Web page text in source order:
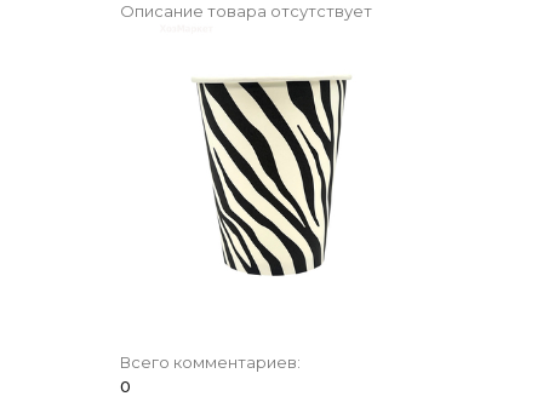
Описание товара отсутствует
Всего комментариев:
0